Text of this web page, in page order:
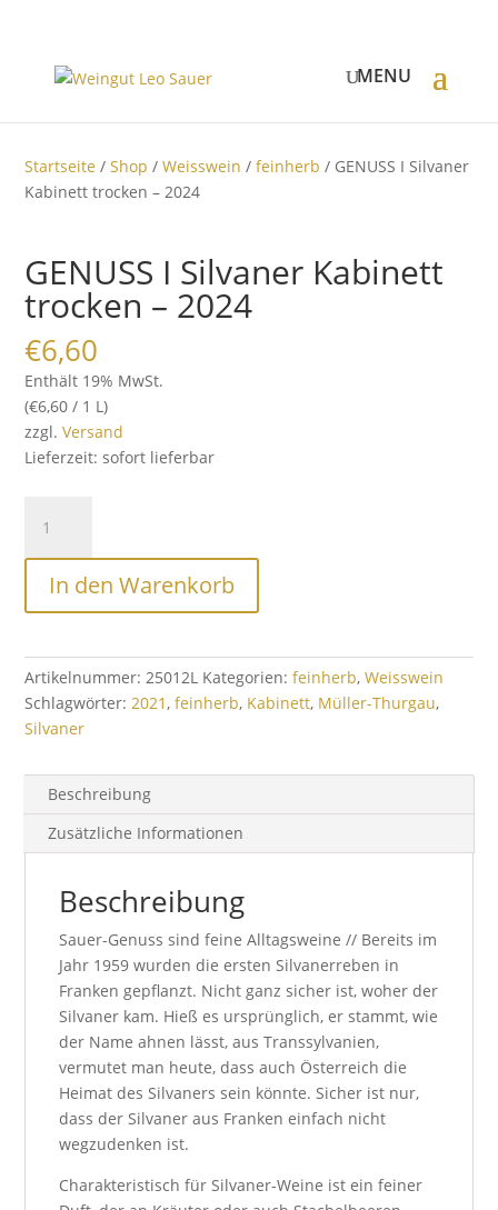
Startseite /Shop /Weisswein /feinherb / GENUSS I Silvaner
Kabinett trocken – 2024
GENUSS I Silvaner Kabinett
trocken – 2024
€6,60
Enthält 19% MwSt.
(€6,60 / 1 L)
zzgl.Versand
Lieferzeit: sofort lieferbar
Silvaner
Kabinett
trocken
2024
Menge
In den Warenkorb
Artikelnummer:25012L Kategorien:feinherb,Weisswein
Schlagwörter:2021,feinherb, Kabinett, Müller-Thurgau,
Silvaner
Beschreibung
Zusätzliche Informationen
Beschreibung
Sauer-Genuss sind feine Alltagsweine // Bereits im
Jahr 1959 wurden die ersten Silvanerreben in
Franken gepflanzt. Nicht ganz sicher ist, woher der
Silvaner kam. Hieß es ursprünglich, er stammt, wie
der Name ahnen lässt, aus Transsylvanien,
vermutet man heute, dass auch Österreich die
Heimat des Silvaners sein könnte. Sicher ist nur,
dass der Silvaner aus Franken einfach nicht
wegzudenken ist.
Charakteristisch für Silvaner-Weine ist ein feiner